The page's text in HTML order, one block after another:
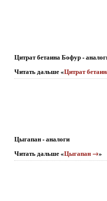
Цитрат бетаина Бофур -
Читать дальше «Цитрат
Цыгапан - аналоги
Читать дальше «Цыгапан →»